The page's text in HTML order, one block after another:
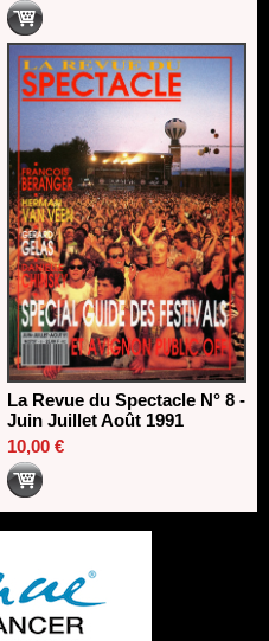
La Revue du Spectacle N° 8 -
Juin Juillet Août 1991
10,00 €